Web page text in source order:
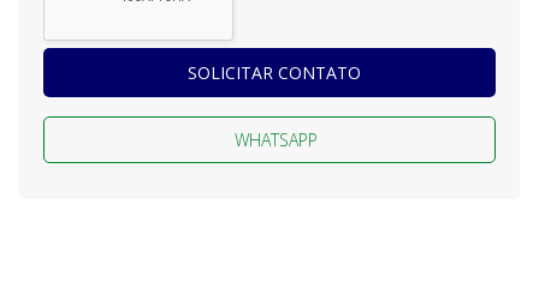
SOLICITAR CONTATO
WHATSAPP